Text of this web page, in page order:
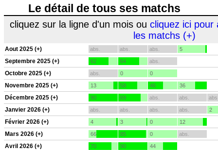
Le détail de tous ses matchs
cliquez sur la ligne d'un mois ou cliquez ici pour
les matchs (+)
Aout 2025 (+) abs. abs. abs. 5
Septembre 2025 (+) 62 64 abs.
Octobre 2025 (+) abs. 0 0
Novembre 2025 (+) 13 58 46 36
Décembre 2025 (+) 90 69 abs. abs.
Janvier 2026 (+) abs. abs. abs. abs. 2
Février 2026 (+) 4 3 0 12
Mars 2026 (+) 66 85 0 abs.
Avril 2026 (+) 70 90 44